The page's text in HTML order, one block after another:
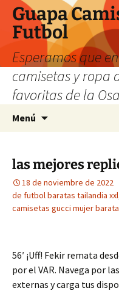
Guapa
Futbol
Esperamos que
camisetas y ropa
favoritas de la
Menú
las mejores
18 de noviembre de 2022
de futbol baratas tailandia xxl
camisetas gucci mujer
56′ ¡Uff! Fekir remata
por el VAR. Navega por
externas y carga tus